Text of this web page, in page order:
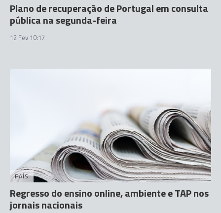
Plano de recuperação de Portugal em consulta
pública na segunda-feira
12 Fev 10:17
PAÍS
Regresso do ensino online, ambiente e TAP nos
jornais nacionais